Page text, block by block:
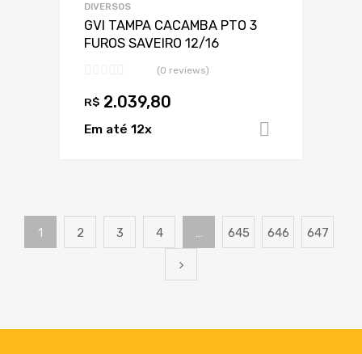
DIVERSOS
GVI TAMPA CACAMBA PTO 3
FUROS SAVEIRO 12/16
(0 reviews)
R$ 2.039,80
Em até 12x
1 2 3 4 … 645 646 647